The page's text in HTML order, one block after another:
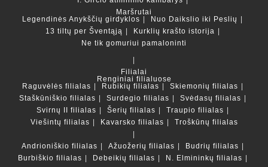
Maršrutai
Legendinės Anykščių girdyklos
Nuo Daikslio iki Peslių
13 tiltų per Šventąją
Kurklių krašto istorija
Ne tik gomuriui pamaloninti
Filialai
Renginiai filialuose
Raguvėlės filialas
Rubikių filialas
Skiemonių filialas
Staškūniškio filialas
Surdegio filialas
Svėdasų filialas
Svirnų II filialas
Šerių filialas
Traupio filialas
Viešintų filialas
Kavarsko filialas Troškūnų filialas
Andrioniškio filialas Ažuožerių filialas
Budrių filialas
Burbiškio filialas
Debeikių filialas
N. Elmininkų filialas